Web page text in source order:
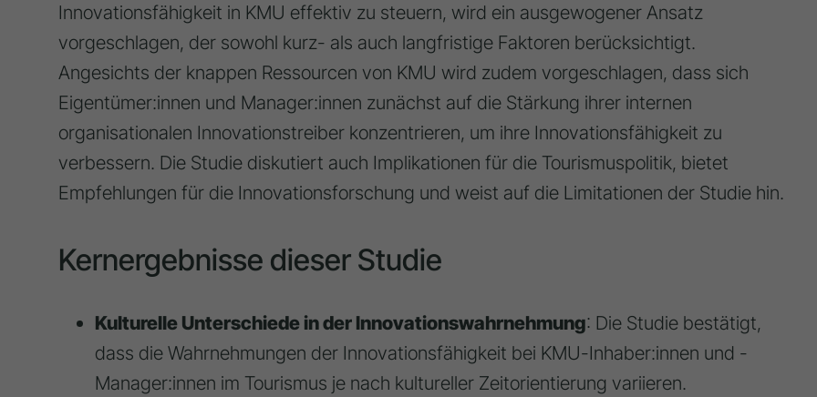
Innovationsfähigkeit in KMU effektiv zu steuern, wird ein ausgewogener Ansatz
vorgeschlagen, der sowohl kurz- als auch langfristige Faktoren berücksichtigt.
Angesichts der knappen Ressourcen von KMU wird zudem vorgeschlagen, dass sich
Eigentümer:innen und Manager:innen zunächst auf die Stärkung ihrer internen
organisationalen Innovationstreiber konzentrieren, um ihre Innovationsfähigkeit zu
verbessern. Die Studie diskutiert auch Implikationen für die Tourismuspolitik, bietet
Empfehlungen für die Innovationsforschung und weist auf die Limitationen der Studie hin.
Kernergebnisse dieser Studie
Kulturelle Unterschiede in der Innovationswahrnehmung: Die Studie bestätigt,
dass die Wahrnehmungen der Innovationsfähigkeit bei KMU-Inhaber:innen und -
Manager:innen im Tourismus je nach kultureller Zeitorientierung variieren.